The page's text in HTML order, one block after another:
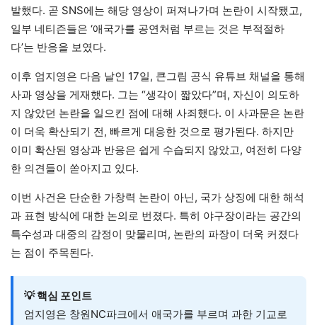
발했다. 곧 SNS에는 해당 영상이 퍼져나가며 논란이 시작됐고,
일부 네티즌들은 ‘애국가를 공연처럼 부르는 것은 부적절하
다’는 반응을 보였다.
이후 엄지영은 다음 날인 17일, 큰그림 공식 유튜브 채널을 통해
사과 영상을 게재했다. 그는 “생각이 짧았다”며, 자신이 의도하
지 않았던 논란을 일으킨 점에 대해 사죄했다. 이 사과문은 논란
이 더욱 확산되기 전, 빠르게 대응한 것으로 평가된다. 하지만
이미 확산된 영상과 반응은 쉽게 수습되지 않았고, 여전히 다양
한 의견들이 쏟아지고 있다.
이번 사건은 단순한 가창력 논란이 아닌, 국가 상징에 대한 해석
과 표현 방식에 대한 논의로 번졌다. 특히 야구장이라는 공간의
특수성과 대중의 감정이 맞물리며, 논란의 파장이 더욱 커졌다
는 점이 주목된다.
💡 핵심 포인트
엄지영은 창원NC파크에서 애국가를 부르며 과한 기교로